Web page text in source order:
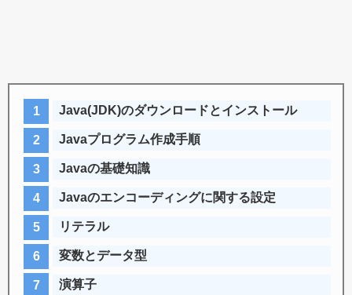
Java(JDK)のダウンロードとインストール
Javaプログラム作成手順
Javaの基礎知識
Javaのエンコーディングに関する設定
リテラル
変数とデータ型
演算子